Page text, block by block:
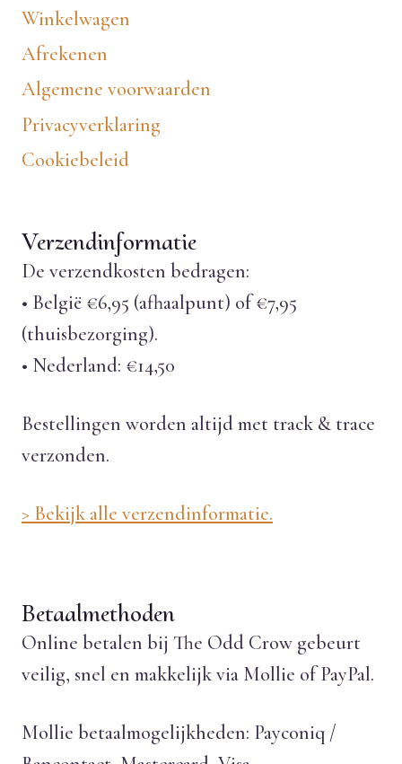
Winkelwagen
Afrekenen
Algemene voorwaarden
Privacyverklaring
Cookiebeleid
Verzendinformatie
De verzendkosten bedragen:
• België €6,95 (afhaalpunt) of €7,95
(thuisbezorging).
• Nederland: €14,50
Bestellingen worden altijd met track & trace
verzonden.
> Bekijk alle verzendinformatie.
Betaalmethoden
Online betalen bij The Odd Crow gebeurt
veilig, snel en makkelijk via Mollie of PayPal.
Mollie betaalmogelijkheden: Payconiq /